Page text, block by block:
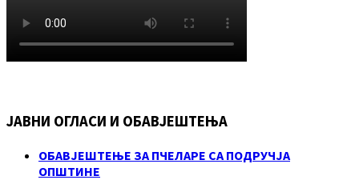
ЈАВНИ ОГЛАСИ И ОБАВЈЕШТЕЊА
ОБАВЈЕШТЕЊЕ ЗА ПЧЕЛАРЕ СА ПОДРУЧЈА
ОПШТИНЕ